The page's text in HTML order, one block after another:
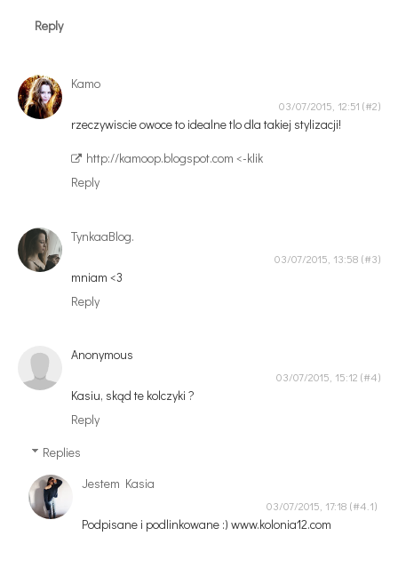
Reply
Kamo
03/07/2015, 12:51
rzeczywiscie owoce to idealne tlo dla takiej stylizacji!
http://kamoop.blogspot.com <-klik
Reply
TynkaaBlog.
03/07/2015, 13:58
mniam <3
Reply
Anonymous
03/07/2015, 15:12
Kasiu, skąd te kolczyki ?
Reply
Replies
Jestem Kasia
03/07/2015, 17:18
Podpisane i podlinkowane :) www.kolonia12.com